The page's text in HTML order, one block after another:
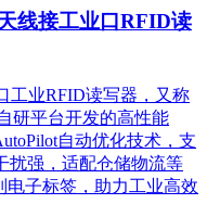
线接工业口RFID读
工业RFID读写器，又称
研平台开发的高性能
自动优化技术，支
扰强，适配仓储物流等
电子标签，助力工业高效